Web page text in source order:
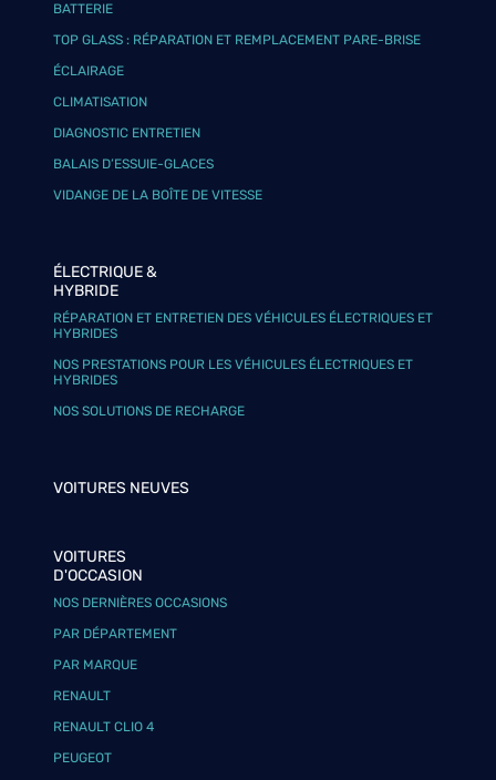
BATTERIE
TOP GLASS : RÉPARATION ET REMPLACEMENT PARE-BRISE
ÉCLAIRAGE
CLIMATISATION
DIAGNOSTIC ENTRETIEN
BALAIS D’ESSUIE-GLACES
VIDANGE DE LA BOÎTE DE VITESSE
ÉLECTRIQUE &
HYBRIDE
RÉPARATION ET ENTRETIEN DES VÉHICULES ÉLECTRIQUES ET
HYBRIDES
NOS PRESTATIONS POUR LES VÉHICULES ÉLECTRIQUES ET
HYBRIDES
NOS SOLUTIONS DE RECHARGE
VOITURES NEUVES
VOITURES
D'OCCASION
NOS DERNIÈRES OCCASIONS
PAR DÉPARTEMENT
PAR MARQUE
RENAULT
RENAULT CLIO 4
PEUGEOT